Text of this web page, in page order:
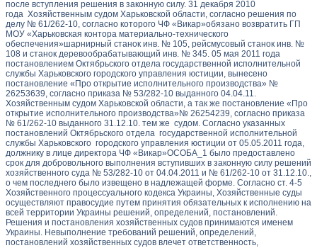
после вступления решения в законную силу. 31 декабря 2010
года Хозяйственным судом Харьковской области, согласно решения по
делу № 61/262-10, согласно которого ЧФ «Викар»обязано возвратить ГП
МОУ «Харьковская контора материально-технического
обеспечения»шарнирный станок инв. № 105, рейсмусовый станок инв. №
108 и станок деревообрабатывающий инв. № 345. 05 мая 2011 года
постановлением Октябрьского отдела государственной исполнительной
службы Харьковского городского управления юстиции, вынесено
постановление «Про открытие исполнительного производства» №
26253639, согласно приказа № 53/282-10 выданного 04.04.11.
Хозяйственным судом Харьковской области, а так же постановление «Про
открытие исполнительного производства»№ 26254239, согласно приказа
№ 61/262-10 выданного 31.12.10. тем же судом. Согласно указанных
постановлений Октябрьского отдела государственной исполнительной
службы Харьковского городского управления юстиции от 05.05.2011 года,
должнику в лице директора ЧФ «Викар»ОСОБА_1 было предоставлено
срок для добровольного выполнения вступивших в законную силу решений
хозяйственного суда № 53/282-10 от 04.04.2011 и № 61/262-10 от 31.12.10.,
о чем последнего было извещено в надлежащей форме. Согласно ст. 4-5
Хозяйственного процессуального кодекса Украины, Хозяйственные суды
осуществляют правосудие путем принятия обязательных к исполнению на
всей территории Украины решений, определений, постановлений.
Решения и постановления хозяйственных судов принимаются именем
Украины. Невыполнение требований решений, определений,
постановлений хозяйственных судов влечет ответственность,